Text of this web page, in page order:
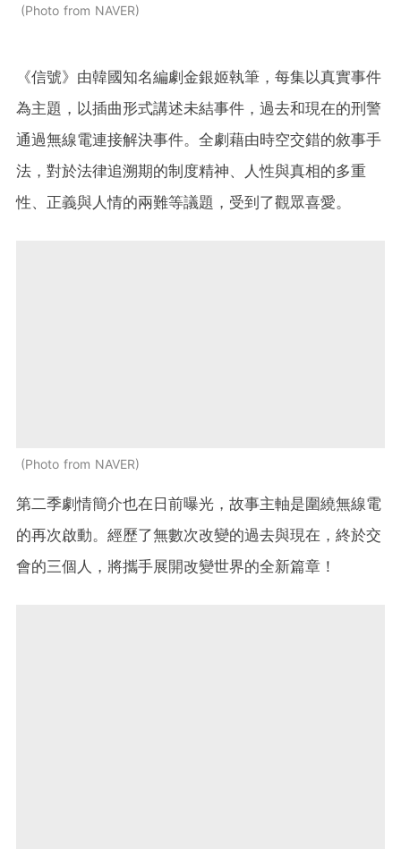
Photo from NAVER
《信號》由韓國知名編劇金銀姬執筆，每集以真實事件
為主題，以插曲形式講述未結事件，過去和現在的刑警
通過無線電連接解決事件。全劇藉由時空交錯的敘事手
法，對於法律追溯期的制度精神、人性與真相的多重
性、正義與人情的兩難等議題，受到了觀眾喜愛。
Photo from NAVER
第二季劇情簡介也在日前曝光，故事主軸是圍繞無線電
的再次啟動。經歷了無數次改變的過去與現在，終於交
會的三個人，將攜手展開改變世界的全新篇章！